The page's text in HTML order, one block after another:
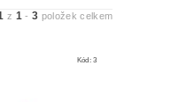
z 1 -3 položek celkem
Kód:3